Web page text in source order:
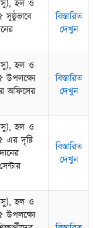
হল ও
বিস্তারিত
দেখুন
হল ও
উপলক্ষ্যে
অফিসের
বিস্তারিত
দেখুন
হল ও
এর দৃষ্টি
বিস্তারিত
দেখুন
হল ও
উপলক্ষ্যে